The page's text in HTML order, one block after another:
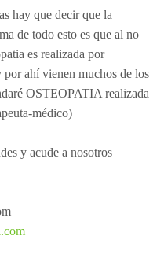
hay que decir que la
de todo esto es que al no
es realizada por
por ahí vienen muchos de los
OSTEOPATIA realizada
médico)
y acude a nosotros